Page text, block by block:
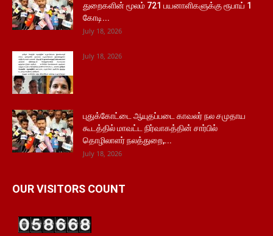
துறைகளின் மூலம் 721 பயனாளிகளுக்கு ரூபாய் 1
கோடி...
July 18, 2026
July 18, 2026
புதுக்கோட்டை ஆயுதப்படை காவலர் நல சமுதாய
கூடத்தில் மாவட்ட நிர்வாகத்தின் சார்பில்
தொழிலாளர் நலத்துறை,...
July 18, 2026
OUR VISITORS COUNT